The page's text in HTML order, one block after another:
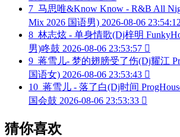
7 马思唯&Know Know - R&B All
Mix 2026 国语男) 2026-08-06 23:54:12
8 林志炫 - 单身情歌(Dj梓明
男)咚鼓 2026-08-06 23:53:57 
9 蒋雪儿- 梦的翅膀受了伤(Dj耀江
国语女) 2026-08-06 23:53:43 
10 蒋雪儿 - 落了白(Dj时间
国会鼓 2026-08-06 23:53:33 
猜你喜欢